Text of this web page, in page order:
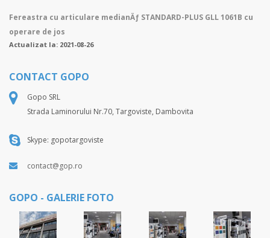
Fereastra cu articulare medianÄƒ STANDARD-PLUS GLL 1061B cu
operare de jos
Actualizat la: 2021-08-26
CONTACT GOPO
Gopo SRL
Strada Laminorului Nr.70, Targoviste, Dambovita
Skype: gopotargoviste
contact@gop.ro
GOPO - GALERIE FOTO